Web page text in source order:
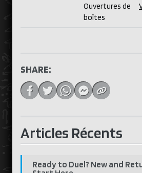
Ouvertures de
boîtes
SHARE:
Articles Récents
Ready to Duel? New and